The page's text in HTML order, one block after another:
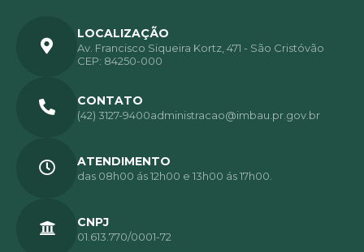
LOCALIZAÇÃO
Av. Francisco Siqueira Kortz, 471 - São Cristóvão
CEP: 84250-000
CONTATO
(42) 3127-9400administracao@imbau.pr.gov.br
ATENDIMENTO
das 08h00 ás 12h00 e 13h00 ás 17h00.
CNPJ
01.613.770/0001-72